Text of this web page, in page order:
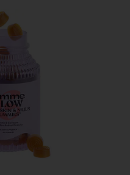
ВИТАМИНЫ ДЛЯ ВОЛОС,